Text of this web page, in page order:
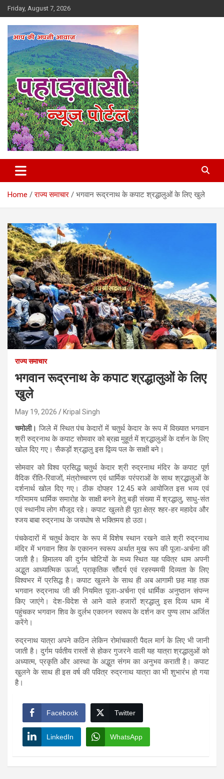
Skip
to
content
Friday, August 7, 2026
Pahadvasi
Home राज्य समाचार भगवान रूद्रनाथ के कपाट श्रद्धालुओं के लिए खुले
राज्य समाचार
भगवान रूद्रनाथ के कपाट श्रद्धालुओं के लिए
खुले
May 19, 2026 Kripal Singh
चमोली। जिले में स्थित पंच केदारों में चतुर्थ केदार के रूप में विख्यात भगवान
श्री रुद्रनाथ के कपाट सोमवार को ब्रह्म मुहूर्त में श्रद्धालुओं के दर्शन के लिए
खोल दिए गए। सैकड़ों श्रद्धालु इस द्विव्य पल के साक्षी बने।
सोमवार को विश्व प्रसिद्ध चतुर्थ केदार श्री रुद्रनाथ मंदिर के कपाट पूर्ण
वैदिक रीति-रिवाजों, मंत्रोच्चारण एवं धार्मिक परंपराओं के साथ श्रद्धालुओं के
दर्शनार्थ खोल दिए गए। ठीक दोपहर 12.45 बजे आयोजित इस भव्य एवं
गरिमामय धार्मिक समारोह के साक्षी बनने हेतु बड़ी संख्या में श्रद्धालु, साधु-संत
एवं स्थानीय लोग मौजूद रहे। कपाट खुलते ही पूरा क्षेत्र श्हर-हर महादेव और
श्जय बाबा रुद्रनाथ के जयघोष से भक्तिमय हो उठा।
पंचकेदारों में चतुर्थ केदार के रूप में विशेष स्थान रखने वाले श्री रुद्रनाथ
मंदिर में भगवान शिव के एकानन स्वरूप अर्थात मुख रूप की पूजा-अर्चना की
जाती है। हिमालय की दुर्गम चोटियों के मध्य स्थित यह पवित्र धाम अपनी
अद्भुत आध्यात्मिक ऊर्जा, प्राकृतिक सौंदर्य एवं रहस्यमयी दिव्यता के लिए
विश्वभर में प्रसिद्ध है। कपाट खुलने के साथ ही अब आगामी छह माह तक
भगवान रुद्रनाथ जी की नियमित पूजा-अर्चना एवं धार्मिक अनुष्ठान संपन्न
किए जाएंगे। देश-विदेश से आने वाले हजारों श्रद्धालु इस दिव्य धाम में
पहुंचकर भगवान शिव के दुर्लभ एकानन स्वरूप के दर्शन कर पुण्य लाभ अर्जित
करेंगे।
रुद्रनाथ यात्रा अपने कठिन लेकिन रोमांचकारी पैदल मार्ग के लिए भी जानी
जाती है। दुर्गम पर्वतीय रास्तों से होकर गुजरने वाली यह यात्रा श्रद्धालुओं को
अध्यात्म, प्रकृति और आस्था के अद्भुत संगम का अनुभव कराती है। कपाट
खुलने के साथ ही इस वर्ष की पवित्र रुद्रनाथ यात्रा का भी शुभारंभ हो गया
है।
Facebook Twitter
LinkedIn WhatsApp